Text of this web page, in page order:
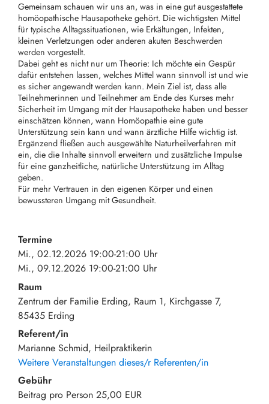
Gemeinsam schauen wir uns an, was in eine gut ausgestattete
homöopathische Hausapotheke gehört. Die wichtigsten Mittel
für typische Alltagssituationen, wie Erkältungen, Infekten,
kleinen Verletzungen oder anderen akuten Beschwerden
werden vorgestellt.
Dabei geht es nicht nur um Theorie: Ich möchte ein Gespür
dafür entstehen lassen, welches Mittel wann sinnvoll ist und wie
es sicher angewandt werden kann. Mein Ziel ist, dass alle
Teilnehmerinnen und Teilnehmer am Ende des Kurses mehr
Sicherheit im Umgang mit der Hausapotheke haben und besser
einschätzen können, wann Homöopathie eine gute
Unterstützung sein kann und wann ärztliche Hilfe wichtig ist.
Ergänzend fließen auch ausgewählte Naturheilverfahren mit
ein, die die Inhalte sinnvoll erweitern und zusätzliche Impulse
für eine ganzheitliche, natürliche Unterstützung im Alltag
geben.
Für mehr Vertrauen in den eigenen Körper und einen
bewussteren Umgang mit Gesundheit.
Termine
Mi., 02.12.2026 19:00-21:00 Uhr
Mi., 09.12.2026 19:00-21:00 Uhr
Raum
Zentrum der Familie Erding, Raum 1 Kirchgasse 7
85435 Erding
Referent/in
Marianne Schmid, Heilpraktikerin
Weitere Veranstaltungen dieses/r Referenten/in
Gebühr
Beitrag pro Person 25,00 EUR